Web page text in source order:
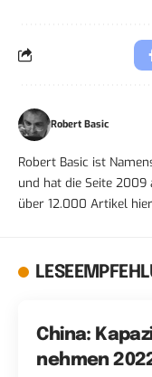
Robert Basic
Robert Basic ist
und hat die Seite
über 12.000 Artikel
China:
nehmen